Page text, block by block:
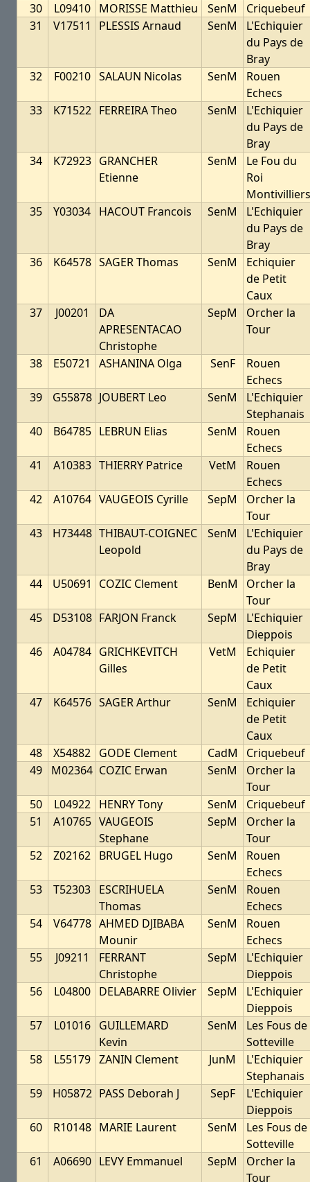
30
L09410 MORISSE Matthieu SenM
Criquebeuf
31
V17511 PLESSIS Arnaud SenM
L'Echiquier
du Pays de
Bray
32
F00210 SALAUN Nicolas SenM
Rouen
Echecs
33
K71522 FERREIRA Theo SenM
L'Echiquier
du Pays de
Bray
34
K72923 GRANCHER
Etienne
SenM
Le Fou du
Roi
Montivilliers
35
Y03034 HACOUT Francois SenM
L'Echiquier
du Pays de
Bray
36
K64578 SAGER Thomas SenM
Echiquier
de Petit
Caux
37
J00201
DA
APRESENTACAO
Christophe
SepM
Orcher la
Tour
38 E50721 ASHANINA Olga SenF
Rouen
Echecs
39
G55878 JOUBERT Leo SenM
L'Echiquier
Stephanais
40
B64785 LEBRUN Elias SenM
Rouen
Echecs
41
A10383 THIERRY Patrice VetM
Rouen
Echecs
42
A10764 VAUGEOIS Cyrille SepM
Orcher la
Tour
43
H73448 THIBAUT-COIGNEC
Leopold
SenM
L'Echiquier
du Pays de
Bray
44
U50691 COZIC Clement BenM
Orcher la
Tour
45
D53108 FARJON Franck SepM
L'Echiquier
Dieppois
46
A04784 GRICHKEVITCH
Gilles
VetM
Echiquier
de Petit
Caux
47
K64576 SAGER Arthur SenM
Echiquier
de Petit
Caux
48
X54882 GODE Clement CadM
Criquebeuf
49
M02364 COZIC Erwan SenM
Orcher la
Tour
50
L04922 HENRY Tony SenM
Criquebeuf
51
A10765 VAUGEOIS
Stephane
SepM
Orcher la
Tour
52
Z02162 BRUGEL Hugo SenM
Rouen
Echecs
53
T52303 ESCRIHUELA
Thomas
SenM
Rouen
Echecs
54
V64778 AHMED DJIBABA
Mounir
SenM
Rouen
Echecs
55
J09211
FERRANT
Christophe
SepM
L'Echiquier
Dieppois
56
L04800 DELABARRE Olivier SepM
L'Echiquier
Dieppois
57
L01016
GUILLEMARD
Kevin
SenM
Les Fous de
Sotteville
58
L55179 ZANIN Clement JunM
L'Echiquier
Stephanais
59
H05872 PASS Deborah J SepF
L'Echiquier
Dieppois
60
R10148 MARIE Laurent SenM
Les Fous de
Sotteville
61
A06690 LEVY Emmanuel SepM
Orcher la
Tour